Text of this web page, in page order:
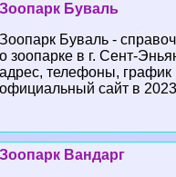
Зоопарк Буваль
Зоопарк Буваль -
о зоопарке в г. Сент-
адрес, телефоны, график
официальный сайт в 2023
Зоопарк Вандарг